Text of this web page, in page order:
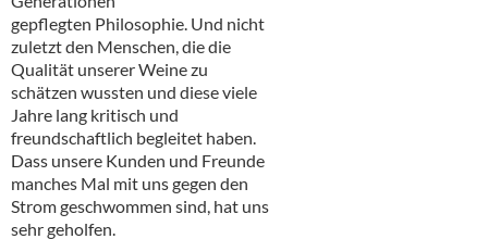
Hygieneartikel & Desinfektion
gepflegten Philosophie. Und nicht
zuletzt den Menschen, die die
Qualität unserer Weine zu
schätzen wussten und diese viele
Jahre lang kritisch und
freundschaftlich begleitet haben.
Dass unsere Kunden und Freunde
manches Mal mit uns gegen den
Strom geschwommen sind, hat uns
sehr geholfen.